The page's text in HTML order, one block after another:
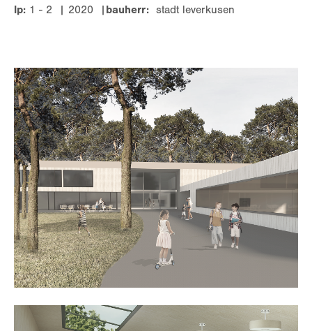
support
lorem ipsum dolor sit amet:
24h/ 365days
we offer support for our customers
mon - fri 8:00am - 5:00pm(gmt +1)
get in touch
cybersteel inc.
san francisco, ca 94102
lp: 1 - 2 | 2020 | bauherr: stadt leverkusen